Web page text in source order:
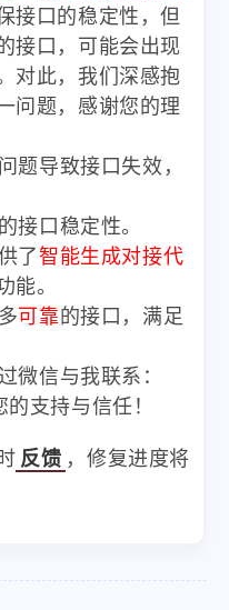
接口的稳定性，但
接口，可能会出现
对此，我们深感抱
问题，感谢您的理
题导致接口失效，
接口稳定性。
了智能生成对接代
能。
可靠的接口，满足
微信与我联系：
支持与信任！
反馈 ，修复进度将